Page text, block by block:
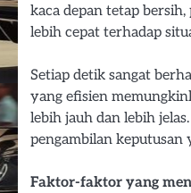
kaca depan tetap
lebih cepat terhadap
Setiap detik sangat
yang efisien
lebih jauh dan lebih
pengambilan keputusan
Faktor-faktor yang